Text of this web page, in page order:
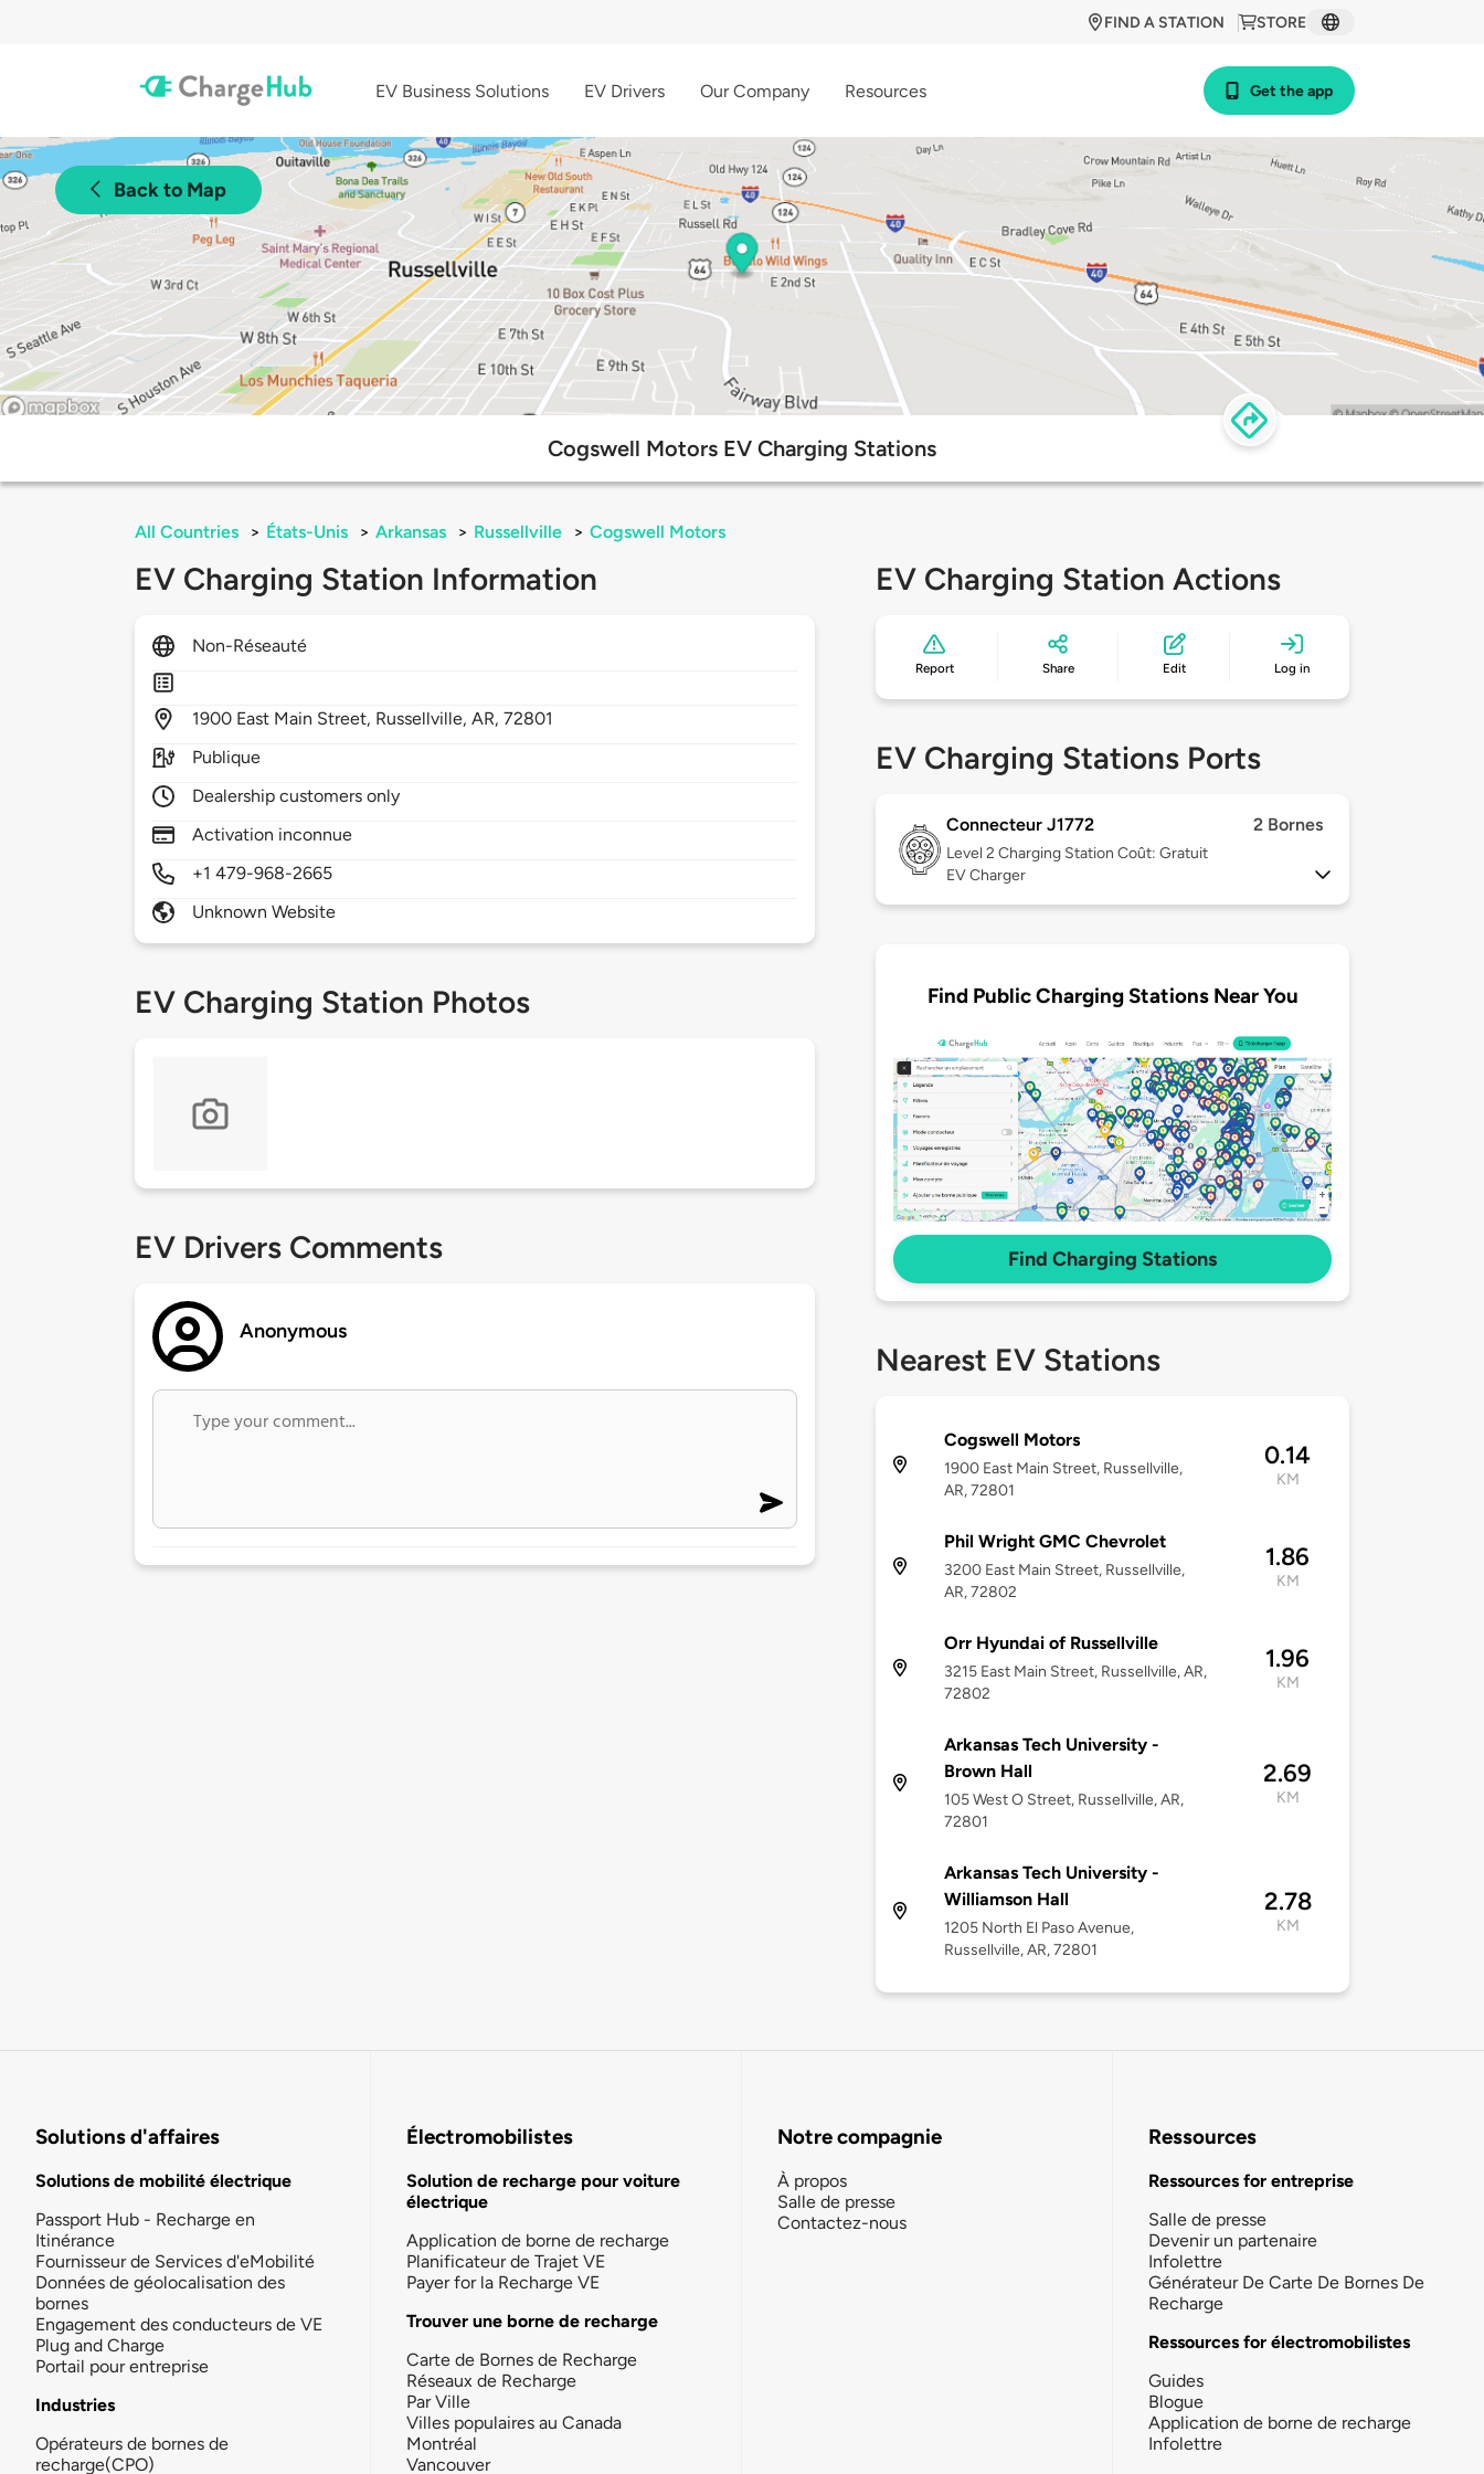
STORE
FIND A STATION
EV Business Solutions EV Drivers Our Company Resources Get the app
Back to Map
Cogswell Motors EV Charging Stations
All Countries > États-Unis > Arkansas > Russellville > Cogswell Motors
EV Charging Station Information
Non-Réseauté
1900 East Main Street, Russellville,AR,72801
Publique
Dealership customers only
Activation inconnue
+1 479-968-2665
Unknown Website
EV Charging Station Photos
EV Drivers Comments
Anonymous
EV Charging Station Actions
Report Share Edit Log in
EV Charging Stations Ports
Connecteur J1772 2 Bornes
Level 2 Charging Station Coût: Gratuit
EV Charger
Find Public Charging Stations Near You
Find Charging Stations
Nearest EV Stations
Cogswell Motors
1900 East Main Street, Russellville,
AR, 72801
0.14
KM
Phil Wright GMC Chevrolet
3200 East Main Street, Russellville,
AR, 72802
1.86
KM
Orr Hyundai of Russellville
3215 East Main Street, Russellville, AR,
72802
1.96
KM
Arkansas Tech University -
Brown Hall
105 West O Street, Russellville, AR,
72801
2.69
KM
Arkansas Tech University -
Williamson Hall
1205 North El Paso Avenue,
Russellville, AR, 72801
2.78
KM
Solutions d'affaires
Solutions de mobilité électrique
Passport Hub - Recharge en
Itinérance
Fournisseur de Services d'eMobilité
Données de géolocalisation des
bornes
Engagement des conducteurs de VE
Plug and Charge
Portail pour entreprise
Industries
Opérateurs de bornes de
recharge(CPO)
Électromobilistes
Solution de recharge pour voiture
électrique
Application de borne de recharge
Planificateur de Trajet VE
Payer for la Recharge VE
Trouver une borne de recharge
Carte de Bornes de Recharge
Réseaux de Recharge
Par Ville
Villes populaires au Canada
Montréal
Vancouver
Notre compagnie
À propos
Salle de presse
Contactez-nous
Ressources
Ressources for entreprise
Salle de presse
Devenir un partenaire
Infolettre
Générateur De Carte De Bornes De
Recharge
Ressources for électromobilistes
Guides
Blogue
Application de borne de recharge
Infolettre